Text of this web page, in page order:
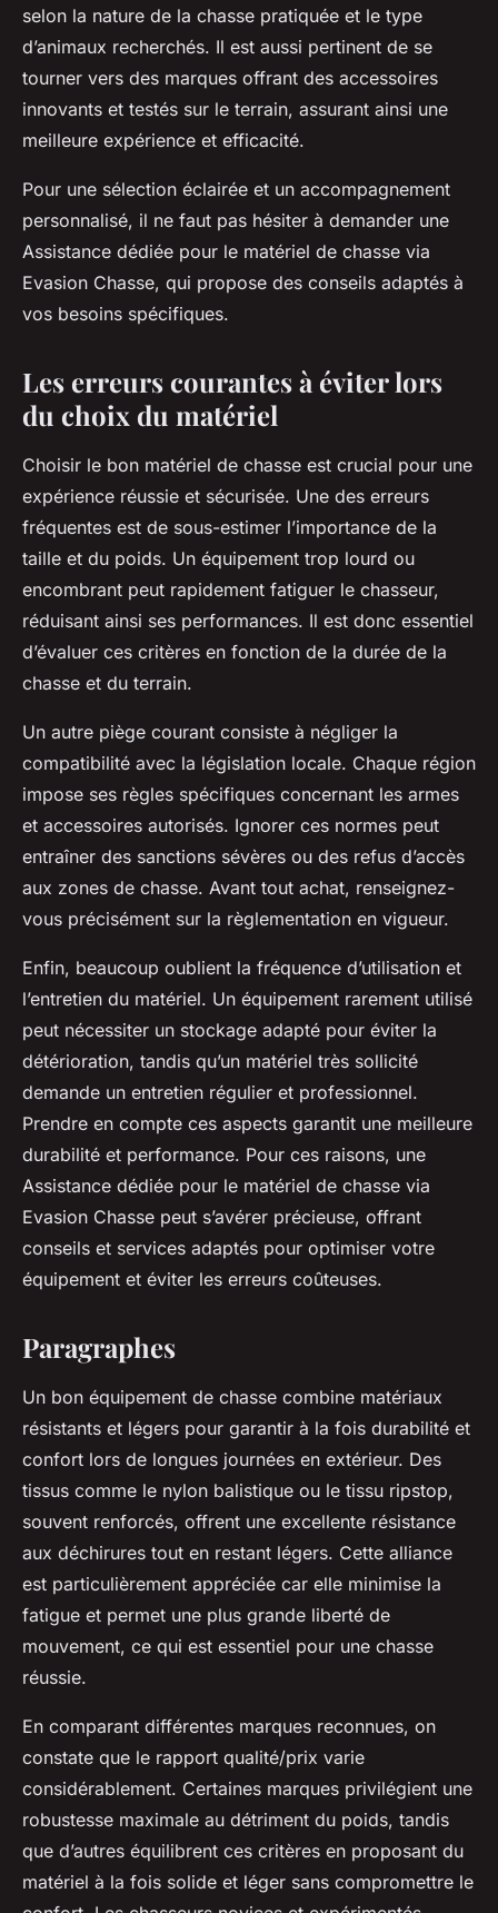
selon la nature de la chasse pratiquée et le type
d’animaux recherchés. Il est aussi pertinent de se
tourner vers des marques offrant des accessoires
innovants et testés sur le terrain, assurant ainsi une
meilleure expérience et efficacité.
Pour une sélection éclairée et un accompagnement
personnalisé, il ne faut pas hésiter à demander une
Assistance dédiée pour le matériel de chasse via
Evasion Chasse, qui propose des conseils adaptés à
vos besoins spécifiques.
Les erreurs courantes à éviter lors
du choix du matériel
Choisir le bon matériel de chasse est crucial pour une
expérience réussie et sécurisée. Une des erreurs
fréquentes est de sous-estimer l’importance de la
taille et du poids. Un équipement trop lourd ou
encombrant peut rapidement fatiguer le chasseur,
réduisant ainsi ses performances. Il est donc essentiel
d’évaluer ces critères en fonction de la durée de la
chasse et du terrain.
Un autre piège courant consiste à négliger la
compatibilité avec la législation locale. Chaque région
impose ses règles spécifiques concernant les armes
et accessoires autorisés. Ignorer ces normes peut
entraîner des sanctions sévères ou des refus d’accès
aux zones de chasse. Avant tout achat, renseignez-
vous précisément sur la règlementation en vigueur.
Enfin, beaucoup oublient la fréquence d’utilisation et
l’entretien du matériel. Un équipement rarement utilisé
peut nécessiter un stockage adapté pour éviter la
détérioration, tandis qu’un matériel très sollicité
demande un entretien régulier et professionnel.
Prendre en compte ces aspects garantit une meilleure
durabilité et performance. Pour ces raisons, une
Assistance dédiée pour le matériel de chasse via
Evasion Chasse peut s’avérer précieuse, offrant
conseils et services adaptés pour optimiser votre
équipement et éviter les erreurs coûteuses.
Paragraphes
Un bon équipement de chasse combine matériaux
résistants et légers pour garantir à la fois durabilité et
confort lors de longues journées en extérieur. Des
tissus comme le nylon balistique ou le tissu ripstop,
souvent renforcés, offrent une excellente résistance
aux déchirures tout en restant légers. Cette alliance
est particulièrement appréciée car elle minimise la
fatigue et permet une plus grande liberté de
mouvement, ce qui est essentiel pour une chasse
réussie.
En comparant différentes marques reconnues, on
constate que le rapport qualité/prix varie
considérablement. Certaines marques privilégient une
robustesse maximale au détriment du poids, tandis
que d’autres équilibrent ces critères en proposant du
matériel à la fois solide et léger sans compromettre le